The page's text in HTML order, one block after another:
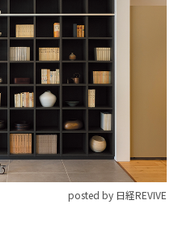
posted by 日経REVIVE